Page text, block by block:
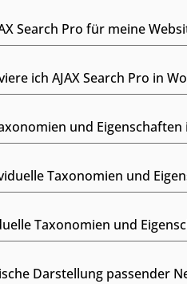
Search Pro für meine
ich AJAX Search Pro in
und Eigenschaften
Taxonomien und
Taxonomien und
Darstellung passender